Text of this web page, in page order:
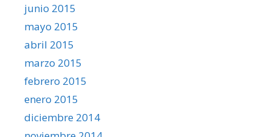
junio 2015
mayo 2015
abril 2015
marzo 2015
febrero 2015
enero 2015
diciembre 2014